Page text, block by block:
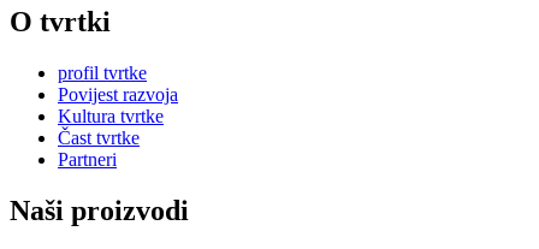
O tvrtki
profil tvrtke
Povijest razvoja
Kultura tvrtke
Čast tvrtke
Partneri
Naši proizvodi